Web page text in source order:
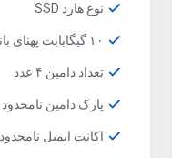
نوع هارد SSD
۱۰ گیگابایت پهنای باند
تعداد دامین ۴ عدد
پارک دامین نامحدود
اکانت ایمیل نامحدود